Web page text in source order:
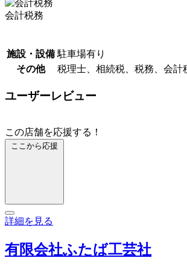
会計税務
施設・設備 駐車場有り
その他
税理士、相続税、税務、会計
ユーザーレビュー
この店舗を応援する！
ここから応援
詳細を見る
有限会社ふたば工芸社